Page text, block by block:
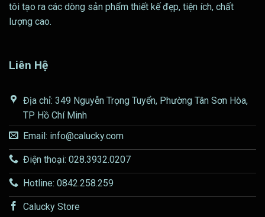
tôi tạo ra các dòng sản phẩm thiết kế đẹp, tiện ích, chất
lượng cao.
Liên Hệ
Địa chỉ: 349 Nguyễn Trọng Tuyển, Phường Tân Sơn Hòa,
TP Hồ Chí Minh
Email: info@calucky.com
Điện thoại: 028.3932.0207
Hotline: 0842.258.259
Calucky Store